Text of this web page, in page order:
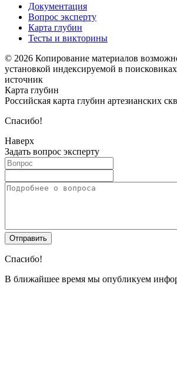
Документация
Вопрос эксперту
Карта глубин
Тесты и викторины
© 2026 Копирование материалов
установкой индексируемой в
источник
Карта глубин
Российская карта глубин артезианских
Спасибо!
Наверх
Задать вопрос эксперту
Спасибо!
В ближайшее время мы опубликуем